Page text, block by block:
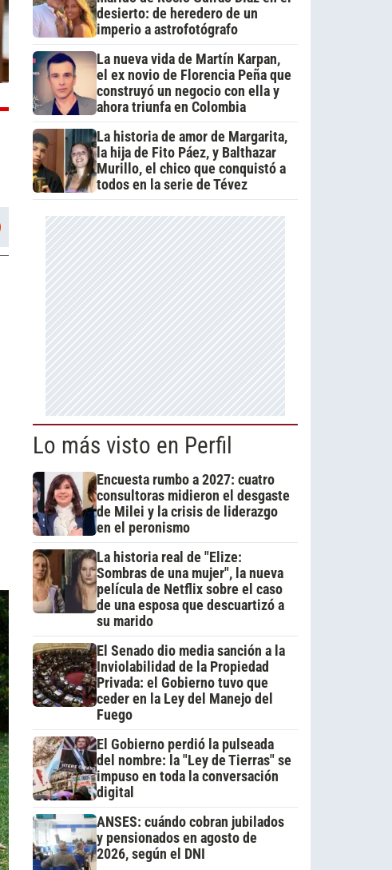
desierto: de heredero de un
imperio a astrofotógrafo
La nueva vida de Martín Karpan,
el ex novio de Florencia Peña que
construyó un negocio con ella y
ahora triunfa en Colombia
La historia de amor de Margarita,
la hija de Fito Páez, y Balthazar
Murillo, el chico que conquistó a
todos en la serie de Tévez
Lo más visto en Perfil
Encuesta rumbo a 2027: cuatro
consultoras midieron el desgaste
de Milei y la crisis de liderazgo
en el peronismo
La historia real de "Elize:
Sombras de una mujer", la nueva
película de Netflix sobre el caso
de una esposa que descuartizó a
su marido
El Senado dio media sanción a la
Inviolabilidad de la Propiedad
Privada: el Gobierno tuvo que
ceder en la Ley del Manejo del
Fuego
El Gobierno perdió la pulseada
del nombre: la "Ley de Tierras" se
impuso en toda la conversación
digital
ANSES: cuándo cobran jubilados
y pensionados en agosto de
2026, según el DNI